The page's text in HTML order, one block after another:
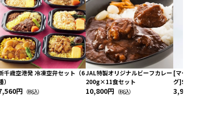
千歳空港発 冷凍空弁セット（6
）
円 （税込）
JAL特製オリジナルビーフカレー
200g×11食セット
10,800円 （税込）
[マーナxJALシ
グ]Shupattoコ
Drop JAL客室乗
3,960円